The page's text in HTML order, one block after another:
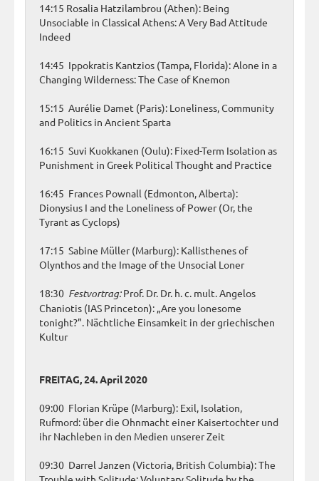
14:15 Rosalia Hatzilambrou (Athen): Being
Unsociable in Classical Athens: A Very Bad Attitude
Indeed
14:45 Ippokratis Kantzios (Tampa, Florida): Alone in a
Changing Wilderness: The Case of Knemon
15:15 Aurélie Damet (Paris): Loneliness, Community
and Politics in Ancient Sparta
16:15 Suvi Kuokkanen (Oulu): Fixed-Term Isolation as
Punishment in Greek Political Thought and Practice
16:45 Frances Pownall (Edmonton, Alberta):
Dionysius I and the Loneliness of Power (Or, the
Tyrant as Cyclops)
17:15 Sabine Müller (Marburg): Kallisthenes of
Olynthos and the Image of the Unsocial Loner
18:30 Festvortrag:Prof. Dr. Dr. h. c. mult. Angelos
Chaniotis (IAS Princeton): „Are you lonesome
tonight?”. Nächtliche Einsamkeit in der griechischen
Kultur
FREITAG, 24. April 2020
09:00 Florian Krüpe (Marburg): Exil, Isolation,
Rufmord: über die Ohnmacht einer Kaisertochter und
ihr Nachleben in den Medien unserer Zeit
09:30 Darrel Janzen (Victoria, British Columbia): The